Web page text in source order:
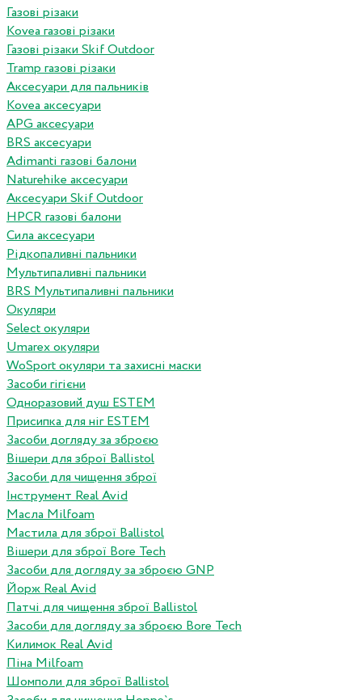
Газові різаки
Kovea газові різаки
Газові різаки Skif Outdoor
Tramp газові різаки
Аксесуари для пальників
Kovea аксесуари
APG аксесуари
BRS аксесуари
Adimanti газові балони
Naturehike аксесуари
Аксесуари Skif Outdoor
HPCR газові балони
Сила аксесуари
Рідкопаливні пальники
Мультипаливні пальники
BRS Мультипаливні пальники
Окуляри
Select окуляри
Umarex окуляри
WoSport окуляри та захисні маски
Засоби гігієни
Одноразовий душ ESTEM
Присипка для ніг ESTEM
Засоби догляду за зброєю
Вішери для зброї Ballistol
Засоби для чищення зброї
Інструмент Real Avid
Масла Milfoam
Мастила для зброї Ballistol
Вішери для зброї Bore Tech
Засоби для догляду за зброєю GNP
Йорж Real Avid
Патчі для чищення зброї Ballistol
Засоби для догляду за зброєю Bore Tech
Килимок Real Avid
Піна Milfoam
Шомполи для зброї Ballistol